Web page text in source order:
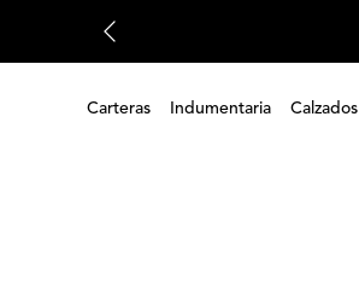
Carteras Indumentaria Calzados